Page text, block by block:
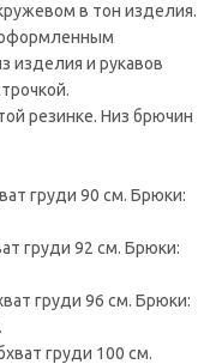
в тон изделия.
оформленным
изделия и рукавов
резинке. Низ брючин
груди 90 см. Брюки:
груди 92 см. Брюки:
груди 96 см. Брюки:
груди 100 см.